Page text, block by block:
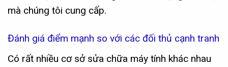
mà chúng tôi cung cấp.
Đánh giá điểm mạnh so với các đối thủ cạnh tranh
Có rất nhiều cơ sở sửa chữa máy tính khác nhau